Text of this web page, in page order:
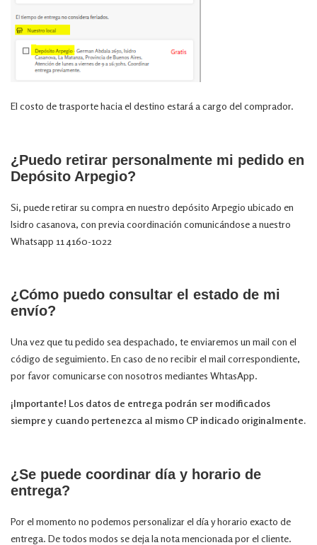
El costo de trasporte hacia el destino estará a cargo del comprador.
¿Puedo retirar personalmente mi pedido en
Depósito Arpegio?
Si, puede retirar su compra en nuestro depósito Arpegio ubicado en
Isidro casanova, con previa coordinación comunicándose a nuestro
Whatsapp 11 4160-1022
¿Cómo puedo consultar el estado de mi
envío?
Una vez que tu pedido sea despachado, te enviaremos un mail con el
código de seguimiento. En caso de no recibir el mail correspondiente,
por favor comunicarse con nosotros mediantes WhtasApp.
¡Importante! Los datos de entrega podrán ser modificados
siempre y cuando pertenezca al mismo CP indicado originalmente.
¿Se puede coordinar día y horario de
entrega?
Por el momento no podemos personalizar el día y horario exacto de
entrega. De todos modos se deja la nota mencionada por el cliente.